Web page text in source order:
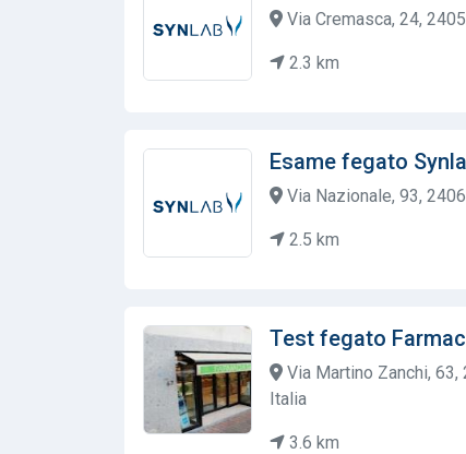
Via Cremasca, 24,
2.3 km
Esame fegato
Via Nazionale, 93,
2.5 km
Test fegato
Via Martino Zanchi,
Italia
3.6 km